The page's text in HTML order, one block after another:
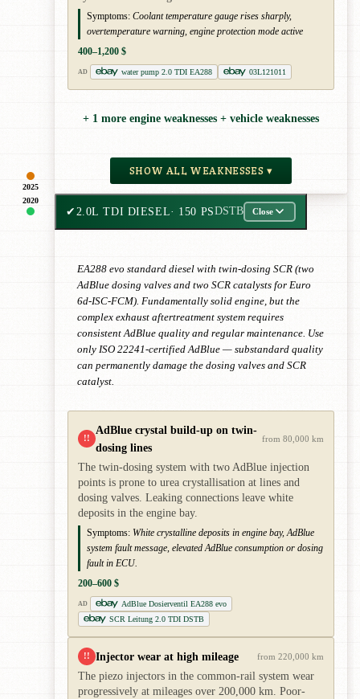
2025
Symptoms: Coolant temperature gauge rises sharply,
overtemperature warning, engine protection mode active
400–1,200 $
AD water pump 2.0 TDI EA288 03L121011
+ 1 more engine weaknesses + vehicle weaknesses
SHOW ALL WEAKNESSES ▾
2020
✔ 2.0L TDI DIESEL· 150 PSDSTB Close
EA288 evo standard diesel with twin-dosing SCR (two
AdBlue dosing valves and two SCR catalysts for Euro
6d-ISC-FCM). Fundamentally solid engine, but the
complex exhaust aftertreatment system requires
consistent AdBlue quality and regular maintenance. Use
only ISO 22241-certified AdBlue — substandard quality
can permanently damage the dosing valves and SCR
catalyst.
!!
AdBlue crystal build-up on twin-
dosing lines
from 80,000 km
The twin-dosing system with two AdBlue injection
points is prone to urea crystallisation at lines and
dosing valves. Leaking connections leave white
deposits in the engine bay.
Symptoms: White crystalline deposits in engine bay, AdBlue
system fault message, elevated AdBlue consumption or dosing
fault in ECU.
200–600 $
AD
AdBlue Dosierventil EA288 evo
SCR Leitung 2.0 TDI DSTB
!! Injector wear at high mileage from 220,000 km
The piezo injectors in the common-rail system wear
progressively at mileages over 200,000 km. Poor-